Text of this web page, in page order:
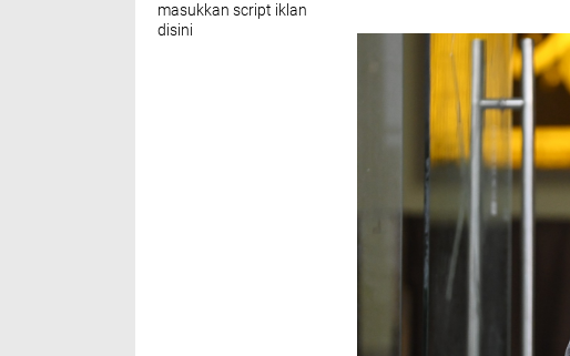
masukkan script iklan
disini